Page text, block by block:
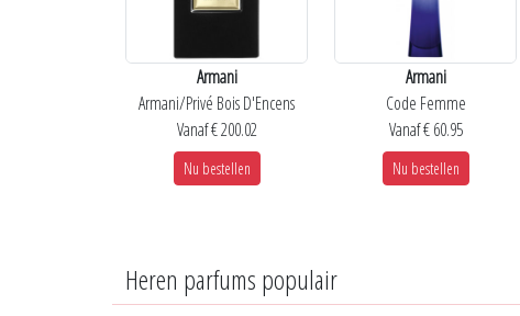
Armani
Armani/Privé Bois D'Encens
Vanaf € 200.02
Nu bestellen
Armani
Code Femme
Vanaf € 60.95
Nu bestellen
Heren parfums populair